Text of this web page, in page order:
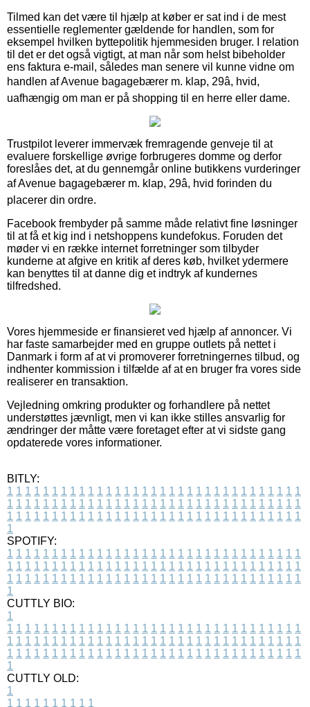
Tilmed kan det være til hjælp at køber er sat ind i de mest
essentielle reglementer gældende for handlen, som for
eksempel hvilken byttepolitik hjemmesiden bruger. I relation
til det er det også vigtigt, at man når som helst bibeholder
ens faktura e-mail, således man senere vil kunne vidne om
handlen af Avenue bagagebærer m. klap, 29â, hvid,
uafhængig om man er på shopping til en herre eller dame.
Trustpilot leverer immervæk fremragende genveje til at
evaluere forskellige øvrige forbrugeres domme og derfor
foreslåes det, at du gennemgår online butikkens vurderinger
af Avenue bagagebærer m. klap, 29â, hvid forinden du
placerer din ordre.
Facebook frembyder på samme måde relativt fine løsninger
til at få et kig ind i netshoppens kundefokus. Foruden det
møder vi en række internet forretninger som tilbyder
kunderne at afgive en kritik af deres køb, hvilket ydermere
kan benyttes til at danne dig et indtryk af kundernes
tilfredshed.
Vores hjemmeside er finansieret ved hjælp af annoncer. Vi
har faste samarbejder med en gruppe outlets på nettet i
Danmark i form af at vi promoverer forretningernes tilbud, og
indhenter kommission i tilfælde af at en bruger fra vores side
realiserer en transaktion.
Vejledning omkring produkter og forhandlere på nettet
understøttes jævnligt, men vi kan ikke stilles ansvarlig for
ændringer der måtte være foretaget efter at vi sidste gang
opdaterede vores informationer.
BITLY:
1 1 1 1 1 1 1 1 1 1 1 1 1 1 1 1 1 1 1 1 1 1 1 1 1 1 1 1 1 1 1 1 1
1 1 1 1 1 1 1 1 1 1 1 1 1 1 1 1 1 1 1 1 1 1 1 1 1 1 1 1 1 1 1 1 1
1 1 1 1 1 1 1 1 1 1 1 1 1 1 1 1 1 1 1 1 1 1 1 1 1 1 1 1 1 1 1 1 1
1
SPOTIFY:
1 1 1 1 1 1 1 1 1 1 1 1 1 1 1 1 1 1 1 1 1 1 1 1 1 1 1 1 1 1 1 1 1
1 1 1 1 1 1 1 1 1 1 1 1 1 1 1 1 1 1 1 1 1 1 1 1 1 1 1 1 1 1 1 1 1
1 1 1 1 1 1 1 1 1 1 1 1 1 1 1 1 1 1 1 1 1 1 1 1 1 1 1 1 1 1 1 1 1
1
CUTTLY BIO:
1
1 1 1 1 1 1 1 1 1 1 1 1 1 1 1 1 1 1 1 1 1 1 1 1 1 1 1 1 1 1 1 1 1
1 1 1 1 1 1 1 1 1 1 1 1 1 1 1 1 1 1 1 1 1 1 1 1 1 1 1 1 1 1 1 1 1
1 1 1 1 1 1 1 1 1 1 1 1 1 1 1 1 1 1 1 1 1 1 1 1 1 1 1 1 1 1 1 1 1
1
CUTTLY OLD:
1
1 1 1 1 1 1 1 1 1 1